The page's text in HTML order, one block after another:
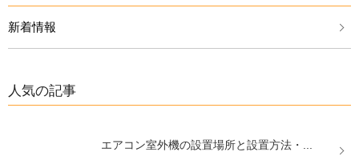
新着情報
人気の記事
エアコン室外機の設置場所と設置方法・...